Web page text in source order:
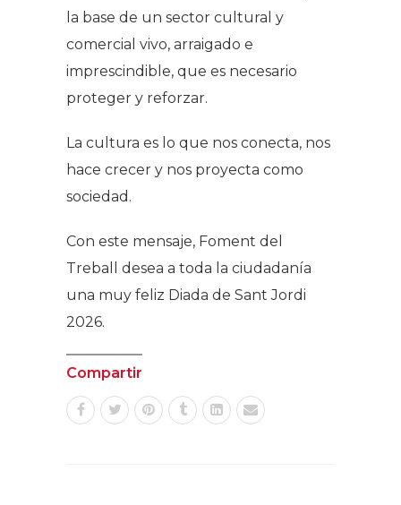
la base de un sector cultural y
comercial vivo, arraigado e
imprescindible, que es necesario
proteger y reforzar.
La cultura es lo que nos conecta, nos
hace crecer y nos proyecta como
sociedad.
Con este mensaje, Foment del
Treball desea a toda la ciudadanía
una muy feliz Diada de Sant Jordi
2026.
Compartir